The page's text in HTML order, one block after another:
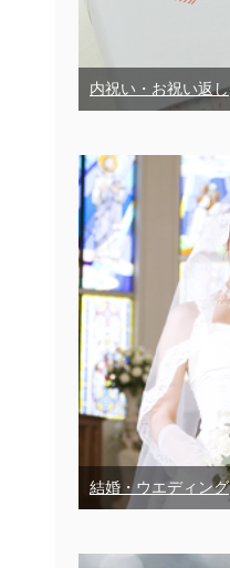
内祝い・お祝い返し
結婚・ウエディング